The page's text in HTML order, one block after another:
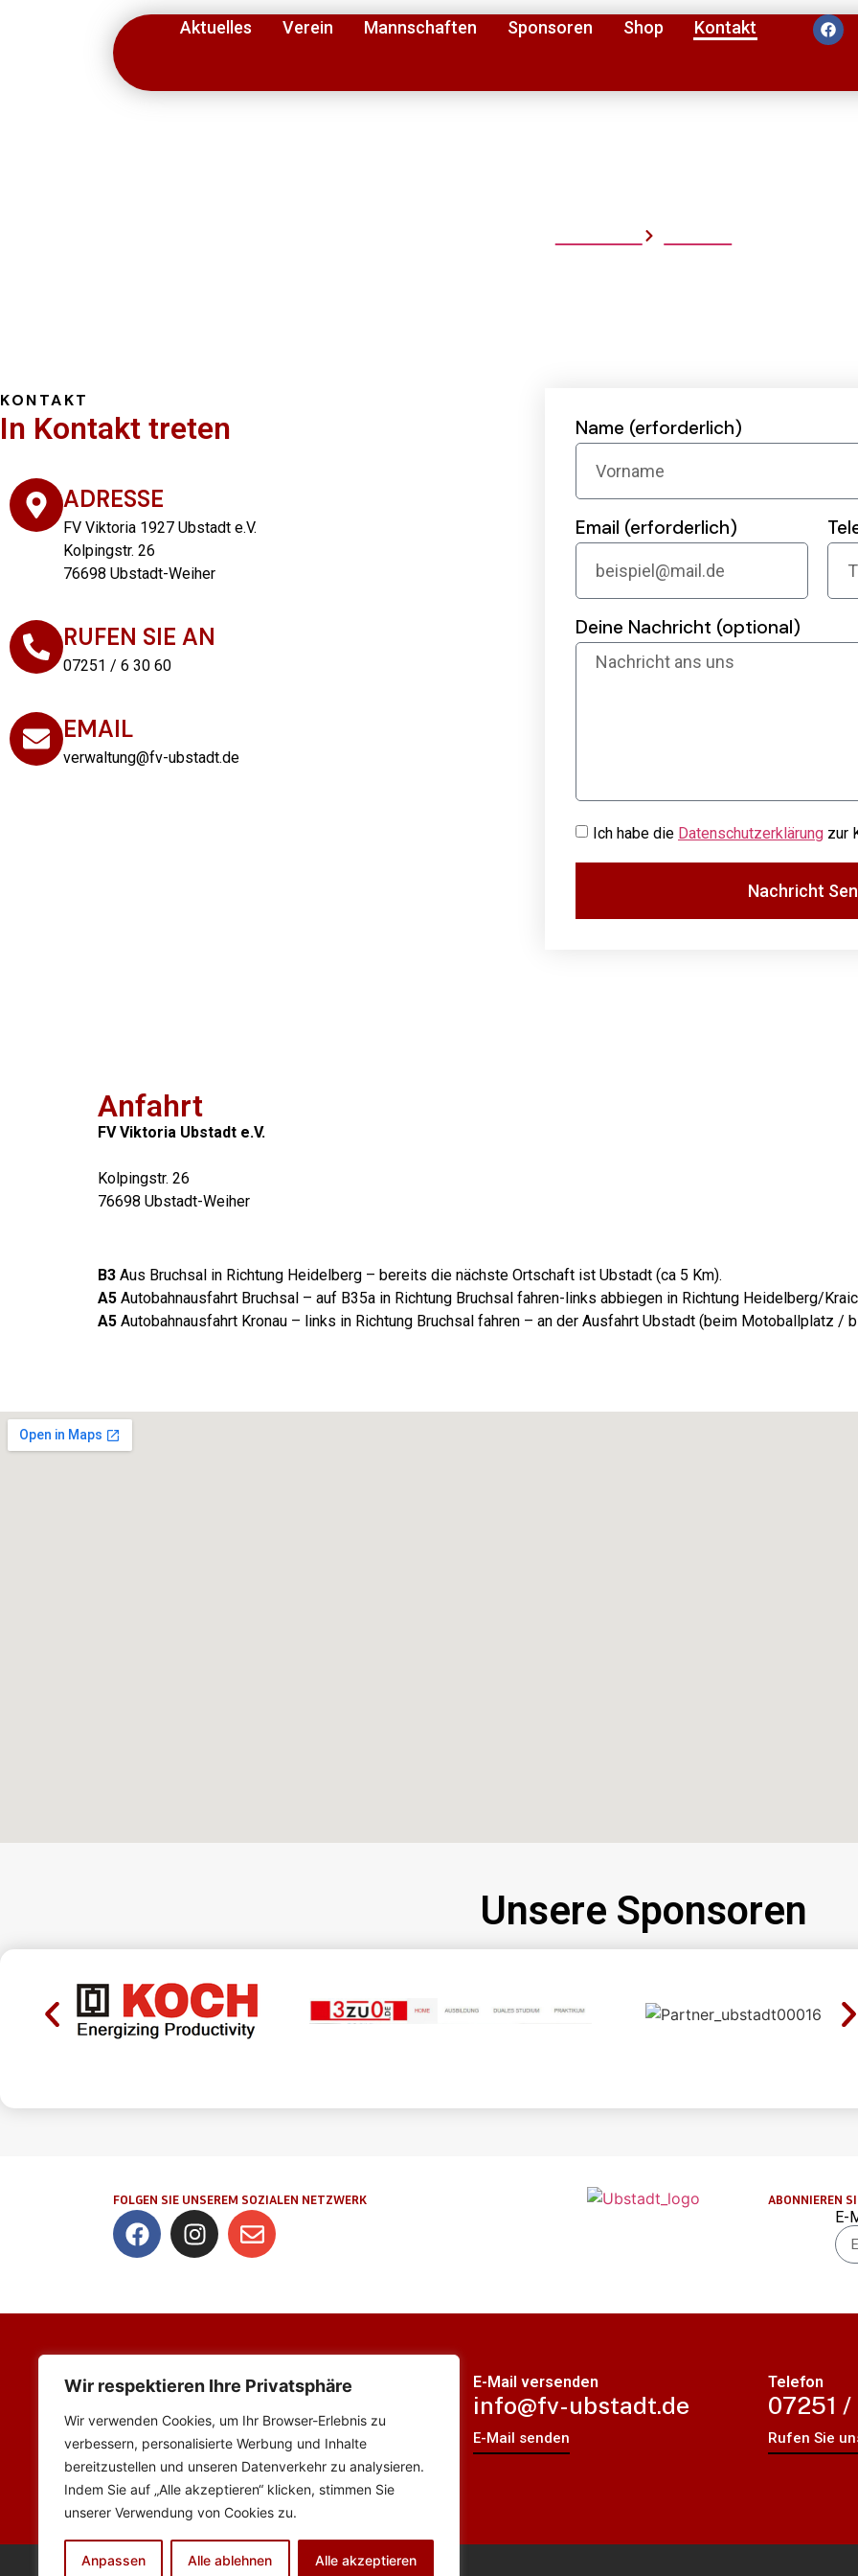
Wir respektieren Ihre Privatsphäre
Wir verwenden Cookies, um Ihr Browser-Erlebnis zu
verbessern, personalisierte Werbung und Inhalte
bereitzustellen und unseren Datenverkehr zu analysieren.
Indem Sie auf „Alle akzeptieren“ klicken, stimmen Sie
unserer Verwendung von Cookies zu.
Anpassen Alle ablehnen Alle akzeptieren
Aktuelles Verein Mannschaften Sponsoren Shop Kontakt
KONTAKT
In Kontakt treten
ADRESSE
FV Viktoria 1927 Ubstadt e.V.
Kolpingstr. 26
76698 Ubstadt-Weiher
RUFEN SIE AN
07251 / 6 30 60
EMAIL
verwaltung@fv-ubstadt.de
Name (erforderlich)
Email (erforderlich)
Deine Nachricht (optional)
Ich habe die Datenschutzerklärungzur
Nachricht
Anfahrt
FV Viktoria Ubstadt e.V.
Kolpingstr. 26
76698 Ubstadt-Weiher
B3 Aus Bruchsal in Richtung Heidelberg – bereits die nächste Ortschaft ist Ubstadt (ca 5 Km).
A5 Autobahnausfahrt Bruchsal – auf B35a in Richtung Bruchsal fahren-links abbiegen in Richtung Heidelberg/
A5 Autobahnausfahrt Kronau – links in Richtung Bruchsal fahren – an der Ausfahrt Ubstadt (beim Motoballplatz /
Unsere Sponsoren
FOLGEN SIE UNSEREM SOZIALEN NETZWERK ABONNIEREN
E-
Adresse
FV Viktoria 1927 Ubstadt e.V.
Kolpingstraße 26
76698 Ubstadt-Weiher
E-Mail versenden
info@fv-ubstadt.de
E-Mail senden
Telefon
07251
Rufen Sie